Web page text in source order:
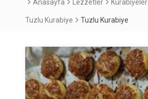
Anasayfa Lezzetler Kurabiyeler
Tuzlu Kurabiye Tuzlu Kurabiye